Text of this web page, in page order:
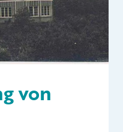
von